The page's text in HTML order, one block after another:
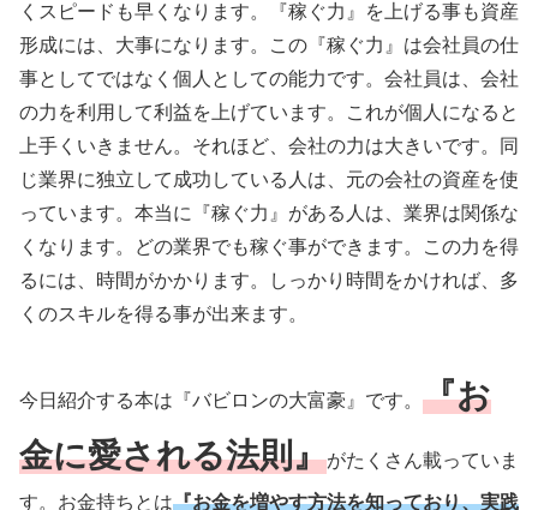
くスピードも早くなります。『稼ぐ力』を上げる事も資産
形成には、大事になります。この『稼ぐ力』は会社員の仕
事としてではなく個人としての能力です。会社員は、会社
の力を利用して利益を上げています。これが個人になると
上手くいきません。それほど、会社の力は大きいです。同
じ業界に独立して成功している人は、元の会社の資産を使
っています。本当に『稼ぐ力』がある人は、業界は関係な
くなります。どの業界でも稼ぐ事ができます。この力を得
るには、時間がかかります。しっかり時間をかければ、多
くのスキルを得る事が出来ます。
今日紹介する本は『バビロンの大富豪』です。 『お
金に愛される法則』がたくさん載っていま
す。お金持ちとは『お金を増やす方法を知っており、実践